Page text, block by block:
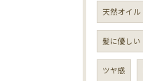
天然オイル
髪に優しい
ツヤ感